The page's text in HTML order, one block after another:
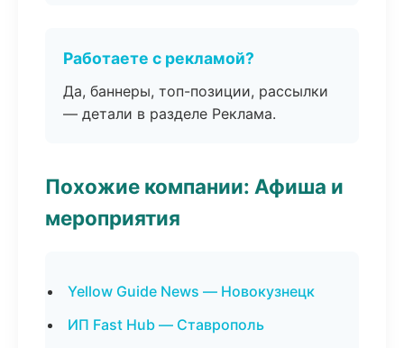
Работаете с рекламой?
Да, баннеры, топ-позиции, рассылки
— детали в разделе Реклама.
Похожие компании: Афиша и
мероприятия
Yellow Guide News — Новокузнецк
ИП Fast Hub — Ставрополь